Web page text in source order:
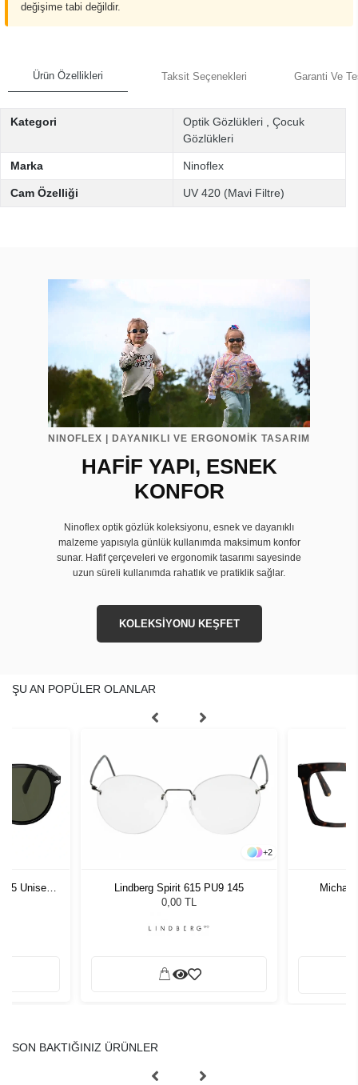
değişime tabi değildir.
Ürün Özellikleri Taksit Seçenekleri Garanti Ve
Kategori Optik Gözlükleri
Çocuk
Gözlükleri
Marka Ninoflex
Cam Özelliği UV 420 (Mavi Filtre)
NINOFLEX | DAYANIKLI VE ERGONOMİK TASARIM
HAFİF YAPI, ESNEK
KONFOR
Ninoflex optik gözlük koleksiyonu, esnek ve dayanıklı
malzeme yapısıyla günlük kullanımda maksimum konfor
sunar. Hafif çerçeveleri ve ergonomik tasarımı sayesinde
uzun süreli kullanımda rahatlık ve pratiklik sağlar.
KOLEKSİYONU KEŞFET
ŞU AN POPÜLER OLANLAR
55 Unisex
+2
Lindberg Spirit 615 PU9 145
0,00 TL
SON BAKTIĞINIZ ÜRÜNLER